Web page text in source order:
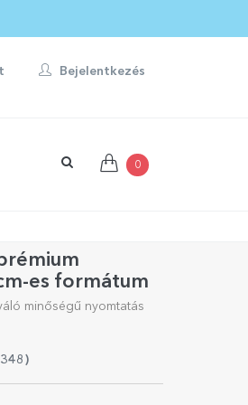
Bejelentkezés
0
es formátum
minőségű nyomtatás
348 )